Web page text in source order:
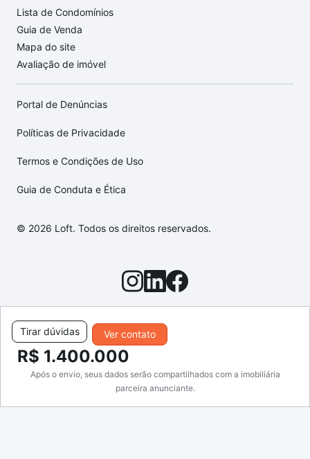
Ver contato
Tirar dúvidas
R$ 1.400.000
Após o envio, seus dados serão compartilhados com a imobiliária
parceira anunciante.
Lista de Condomínios
Guia de Venda
Mapa do site
Avaliação de imóvel
Portal de Denúncias
Políticas de Privacidade
Termos e Condições de Uso
Guia de Conduta e Ética
© 2026 Loft. Todos os direitos reservados.